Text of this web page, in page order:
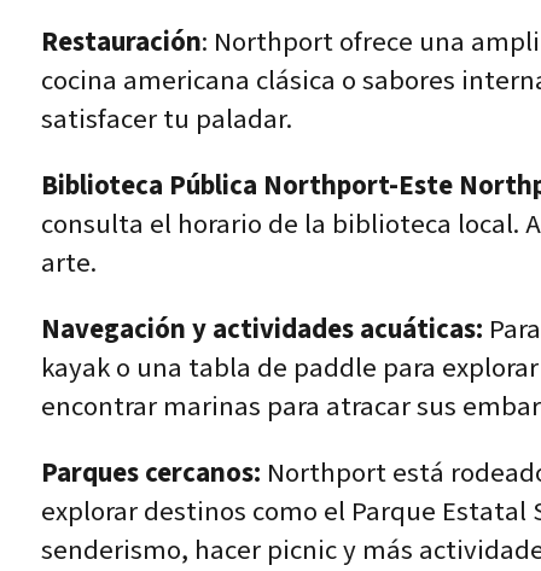
Restauración: Northport ofrece una
cocina americana clásica o sabores
satisfacer tu paladar.
Biblioteca Pública Northport-Este
consulta el horario de la biblioteca local.
arte.
Navegación y actividades acuáticas:
kayak o una tabla de paddle para
encontrar marinas para atracar sus
Parques cercanos: Northport está
explorar destinos como el Parque
senderismo, hacer picnic y más